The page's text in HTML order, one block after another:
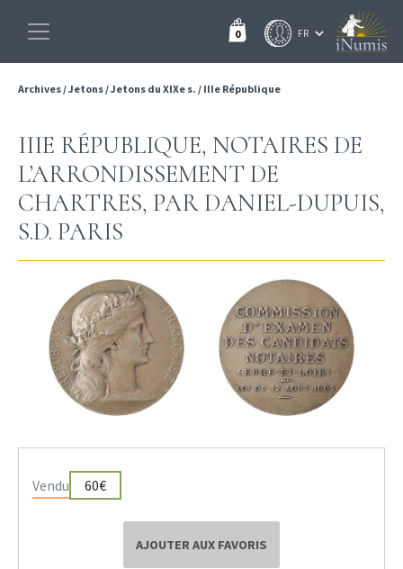
0
Archives/Jetons/Jetons du XIXe s. / IIIe République
IIIE RÉPUBLIQUE, NOTAIRES DE
L’ARRONDISSEMENT DE
CHARTRES, PAR DANIEL-DUPUIS,
S.D. PARIS
Vendu 60€
AJOUTER AUX FAVORIS